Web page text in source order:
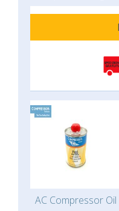
AC Compressor